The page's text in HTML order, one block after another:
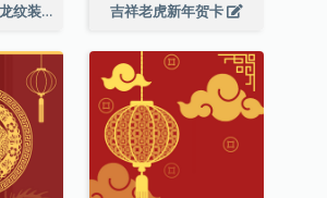
农历新年贺卡附龙纹装饰 吉祥老虎新年贺卡